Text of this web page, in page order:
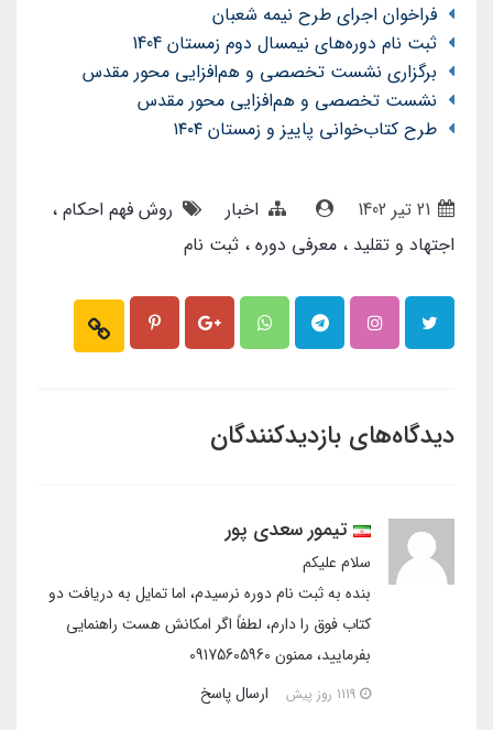
فراخوان اجرای طرح نیمه شعبان
ثبت نام دوره‌های نیمسال دوم زمستان 1404
برگزاری نشست تخصصی و هم‌افزایی محور مقدس
نشست تخصصی و هم‌افزایی محور مقدس
طرح کتاب‌خوانی پاییز و زمستان ۱۴۰۴
اخبار
روش فهم احکام
اجتهاد و تقلید
معرفی دوره ثبت نام
دیدگاه‌های بازدیدکنندگان
تیمور سعدی پور
سلام علیکم
بنده به ثبت نام دوره نرسیدم، اما تمایل به دریافت دو
کتاب فوق را دارم، لطفاً اگر امکانش هست راهنمایی
بفرمایید، ممنون 09175605960
ارسال پاسخ